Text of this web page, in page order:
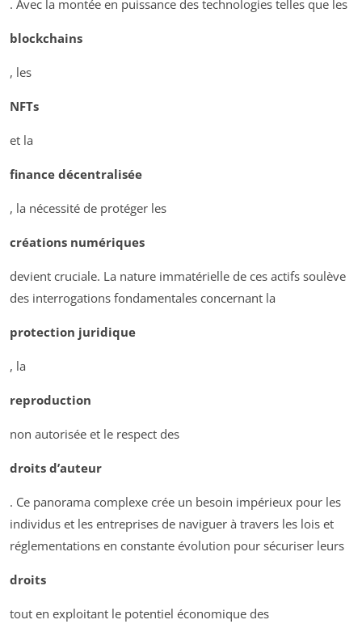
. Avec la montée en puissance des technologies telles que les
blockchains
, les
NFTs
et la
finance décentralisée
, la nécessité de protéger les
créations numériques
devient cruciale. La nature immatérielle de ces actifs soulève
des interrogations fondamentales concernant la
protection juridique
, la
reproduction
non autorisée et le respect des
droits d’auteur
. Ce panorama complexe crée un besoin impérieux pour les
individus et les entreprises de naviguer à travers les lois et
réglementations en constante évolution pour sécuriser leurs
droits
tout en exploitant le potentiel économique des